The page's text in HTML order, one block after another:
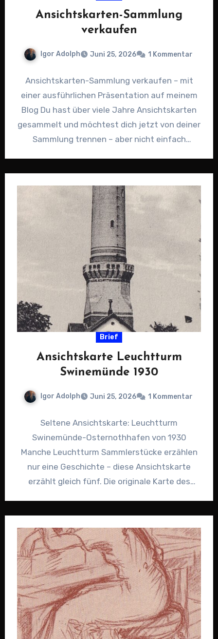
Ansichtskarten-Sammlung
verkaufen
Igor Adolph Juni 25, 2026 1 Kommentar
Ansichtskarten-Sammlung verkaufen – mit
einer ausführlichen Präsentation auf meinem
Blog Du hast über viele Jahre Ansichtskarten
gesammelt und möchtest dich jetzt von deiner
Sammlung trennen – aber nicht einfach
Brief
Ansichtskarte Leuchtturm
Swinemünde 1930
Igor Adolph Juni 25, 2026 1 Kommentar
Seltene Ansichtskarte: Leuchtturm
Swinemünde-Osternothhafen von 1930
Manche Leuchtturm Sammlerstücke erzählen
nur eine Geschichte – diese Ansichtskarte
erzählt gleich fünf. Die originale Karte des